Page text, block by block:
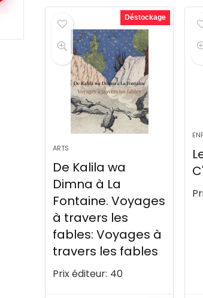
Déstockage
ARTS
De Kalila wa
Dimna à La
Fontaine. Voyages
à travers les
fables: Voyages à
travers les fables
Prix éditeur: 40